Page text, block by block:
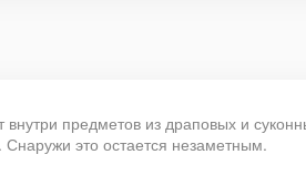
внутри предметов из драповых и
Снаружи это остается незаметным.